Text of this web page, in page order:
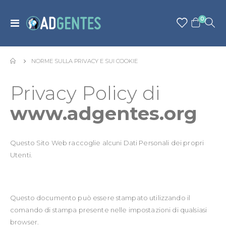
Toggle
Nav
Cart
0articolo
NORME SULLA PRIVACY E SUI COOKIE
Privacy Policy di
www.adgentes.org
Questo Sito Web raccoglie alcuni Dati Personali dei propri
Utenti.
Questo documento può essere stampato utilizzando il
comando di stampa presente nelle impostazioni di qualsiasi
browser.